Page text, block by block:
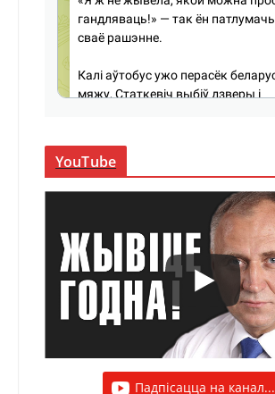
YouTube
Падпісацца на канал...